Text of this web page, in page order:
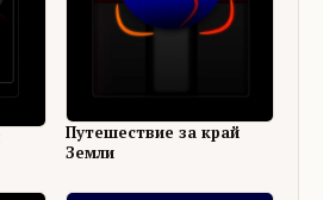
Путешествие за край
Земли